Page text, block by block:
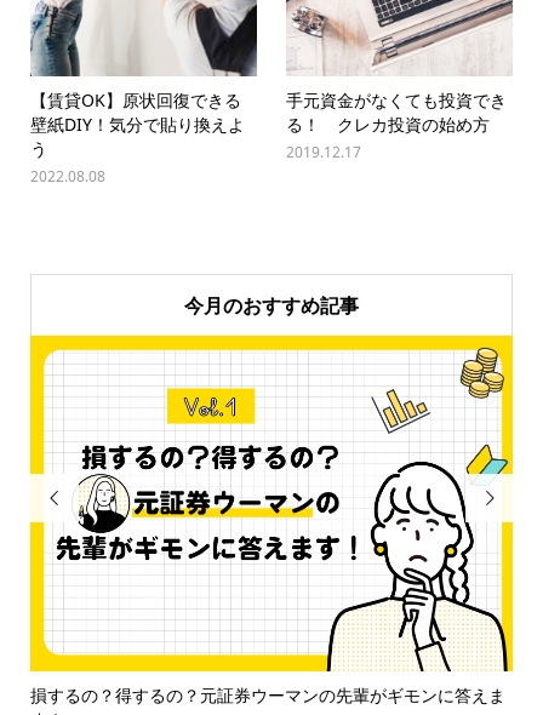
【賃貸OK】原状回復できる
壁紙DIY！気分で貼り換えよ
う
2022.08.08
手元資金がなくても投資でき
る！ クレカ投資の始め方
2019.12.17
今月のおすすめ記事

損するの？得するの？元証券ウーマンの先輩がギモンに答えま
